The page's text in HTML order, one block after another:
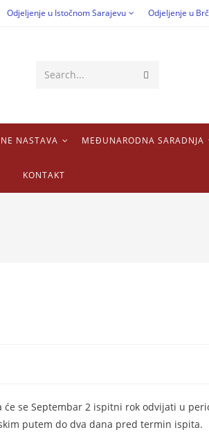
Odjeljenje u Istočnom Sarajevu Odjeljenje u
Search...
NASTAVA MEĐUNARODNA SARADNJA
KONTAKT
će se Septembar 2 ispitni rok odvijati u
putem do dva dana pred termin ispita.